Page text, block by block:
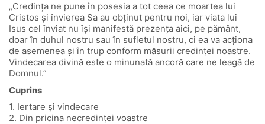
„Credinţa ne pune în posesia a tot ceea ce moartea lui
Cristos şi învierea Sa au obţinut pentru noi, iar viata lui
Isus cel înviat nu îşi manifestă prezența aici, pe pământ,
doar în duhul nostru sau în sufletul nostru, ci ea va acţiona
de asemenea şi în trup conform măsurii credinţei noastre.
Vindecarea divină este o minunată ancoră care ne leagă de
Domnul.”
Cuprins
1. Iertare și vindecare
2. Din pricina necredinței voastre